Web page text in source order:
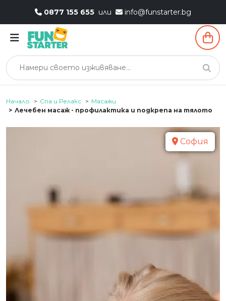
0877 155 655 или info@funstarter.bg
Начало Спа и Релакс
Масажи
Лечебен масаж - профилактика и подкрепа на тялото
София